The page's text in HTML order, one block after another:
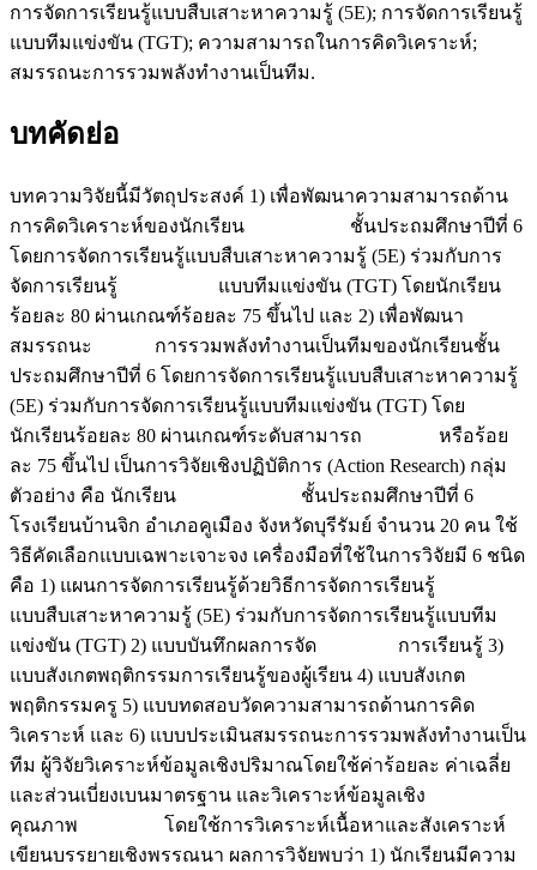
การจัดการเรียนรู้แบบสืบเสาะหาความรู้ (5E); การจัดการเรียนรู้
แบบทีมแข่งขัน (TGT); ความสามารถในการคิดวิเคราะห์;
สมรรถนะการรวมพลังทำงานเป็นทีม.
บทคัดย่อ
บทความวิจัยนี้มีวัตถุประสงค์ 1) เพื่อพัฒนาความสามารถด้าน
การคิดวิเคราะห์ของนักเรียน ชั้นประถมศึกษาปีที่ 6
โดยการจัดการเรียนรู้แบบสืบเสาะหาความรู้ (5E) ร่วมกับการ
จัดการเรียนรู้ แบบทีมแข่งขัน (TGT) โดยนักเรียน
ร้อยละ 80 ผ่านเกณฑ์ร้อยละ 75 ขึ้นไป และ 2) เพื่อพัฒนา
สมรรถนะ การรวมพลังทำงานเป็นทีมของนักเรียนชั้น
ประถมศึกษาปีที่ 6 โดยการจัดการเรียนรู้แบบสืบเสาะหาความรู้
(5E) ร่วมกับการจัดการเรียนรู้แบบทีมแข่งขัน (TGT) โดย
นักเรียนร้อยละ 80 ผ่านเกณฑ์ระดับสามารถ หรือร้อย
ละ 75 ขึ้นไป เป็นการวิจัยเชิงปฏิบัติการ (Action Research) กลุ่ม
ตัวอย่าง คือ นักเรียน ชั้นประถมศึกษาปีที่ 6
โรงเรียนบ้านจิก อำเภอคูเมือง จังหวัดบุรีรัมย์ จำนวน 20 คน ใช้
วิธีคัดเลือกแบบเฉพาะเจาะจง เครื่องมือที่ใช้ในการวิจัยมี 6 ชนิด
คือ 1) แผนการจัดการเรียนรู้ด้วยวิธีการจัดการเรียนรู้
แบบสืบเสาะหาความรู้ (5E) ร่วมกับการจัดการเรียนรู้แบบทีม
แข่งขัน (TGT) 2) แบบบันทึกผลการจัด การเรียนรู้ 3)
แบบสังเกตพฤติกรรมการเรียนรู้ของผู้เรียน 4) แบบสังเกต
พฤติกรรมครู 5) แบบทดสอบวัดความสามารถด้านการคิด
วิเคราะห์ และ 6) แบบประเมินสมรรถนะการรวมพลังทำงานเป็น
ทีม ผู้วิจัยวิเคราะห์ข้อมูลเชิงปริมาณโดยใช้ค่าร้อยละ ค่าเฉลี่ย
และส่วนเบี่ยงเบนมาตรฐาน และวิเคราะห์ข้อมูลเชิง
คุณภาพ โดยใช้การวิเคราะห์เนื้อหาและสังเคราะห์
เขียนบรรยายเชิงพรรณนา ผลการวิจัยพบว่า 1) นักเรียนมีความ